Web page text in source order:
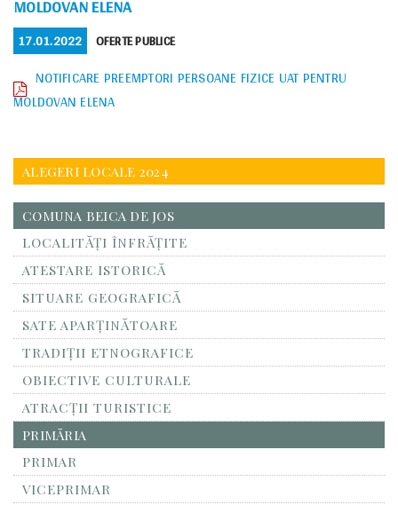
MOLDOVAN ELENA
POSTED
ON
17.01.2022 CATEGORIES
OFERTE PUBLICE
NOTIFICARE PREEMPTORI PERSOANE FIZICE UAT PENTRU
MOLDOVAN ELENA
ALEGERI LOCALE 2024
COMUNA BEICA DE JOS
LOCALITĂŢI ÎNFRĂŢITE
ATESTARE ISTORICĂ
SITUARE GEOGRAFICĂ
SATE APARȚINĂTOARE
TRADIȚII ETNOGRAFICE
OBIECTIVE CULTURALE
ATRACȚII TURISTICE
PRIMĂRIA
PRIMAR
VICEPRIMAR